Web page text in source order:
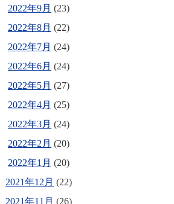
2022年9月 (23)
2022年8月 (22)
2022年7月 (24)
2022年6月 (24)
2022年5月 (27)
2022年4月 (25)
2022年3月 (24)
2022年2月 (20)
2022年1月 (20)
2021年12月 (22)
2021年11月 (26)